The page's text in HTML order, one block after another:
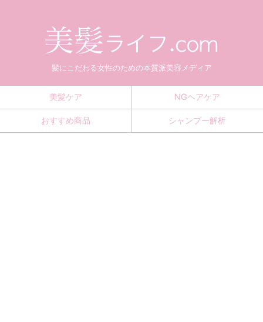
髪にこだわる女性のための本質派美容メディア
美髪ケア NGヘアケア
おすすめ商品 シャンプー解析